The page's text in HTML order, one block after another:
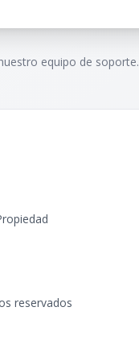
equipo de soporte.
reservados